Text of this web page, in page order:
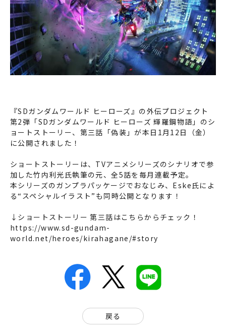
『SDガンダムワールド ヒーローズ』の外伝プロジェクト
第2弾「SDガンダムワールド ヒーローズ 輝羅鋼物語」のシ
ョートストーリー、第三話「偽装」が本日1月12日（金）
に公開されました！
ショートストーリーは、TVアニメシリーズのシナリオで参
加した竹内利光氏執筆の元、全5話を毎月連載予定。
本シリーズのガンプラパッケージでおなじみ、Eske氏によ
る“スペシャルイラスト”も同時公開となります！
↓ショートストーリー 第三話はこちらからチェック！
https://www.sd-gundam-
world.net/heroes/kirahagane/#story
戻る